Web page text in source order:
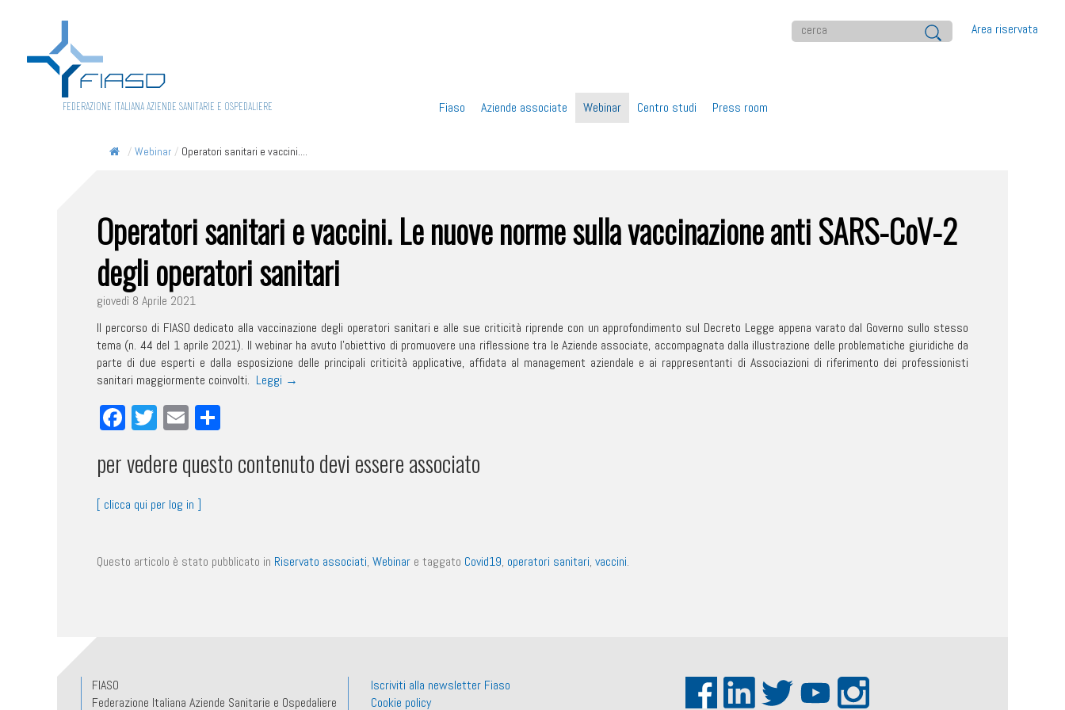
Area riservata
FEDERAZIONE ITALIANA AZIENDE SANITARIE E OSPEDALIERE
Vai
Fiaso Aziende associate Webinar Centro studi Press room
/ Webinar / Operatori sanitari e vaccini....
Operatori sanitari e vaccini. Le nuove norme sulla vaccinazione anti SARS-CoV-2
degli operatori sanitari
giovedì 8 Aprile 2021
Il percorso di FIASO dedicato alla vaccinazione degli operatori sanitari e alle sue criticità riprende con un approfondimento sul Decreto Legge appena varato dal Governo sullo stesso
tema (n. 44 del 1 aprile 2021). Il webinar ha avuto l’obiettivo di promuovere una riflessione tra le Aziende associate, accompagnata dalla illustrazione delle problematiche giuridiche da
parte di due esperti e dalla esposizione delle principali criticità applicative, affidata al management aziendale e ai rappresentanti di Associazioni di riferimento dei professionisti
sanitari maggiormente coinvolti. Leggi →
Facebook
Twitter
Email
per vedere questo contenuto devi essere associato
[ clicca qui per log in ]
Questo articolo è stato pubblicato in Riservato associati, Webinar e taggato Covid19, operatori sanitari, vaccini.
FIASO
Federazione Italiana Aziende Sanitarie e Ospedaliere
Iscriviti alla newsletter Fiaso
Cookie policy